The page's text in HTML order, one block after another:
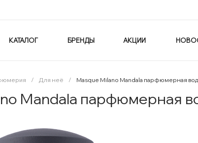
КАТАЛОГ БРЕНДЫ АКЦИИ
/ Для неё / Masque Milano Mandala парфюмерная
Mandala парфюмерная